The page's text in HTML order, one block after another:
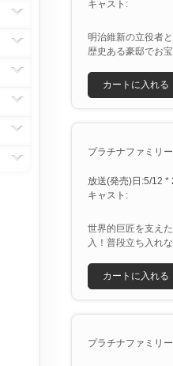
キャスト:
明治維新の立役者
歴史ある豪邸でお
カートに入れる
プラチナファミリ
放送(発売)日:5/12 *
キャスト:
世界的巨匠を支え
入！普段立ち入れ
カートに入れる
プラチナファミリ